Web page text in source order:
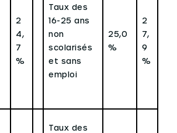
2
4,
7
%
Taux des
16-25 ans
non
scolarisés
et sans
emploi
25,0
%
2
7,
9
%
Taux des